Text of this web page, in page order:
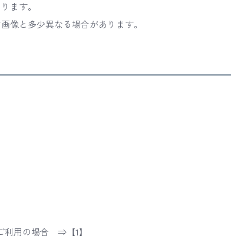
ます。
像と多少異なる場合があります。
利用の場合 ⇒【1】